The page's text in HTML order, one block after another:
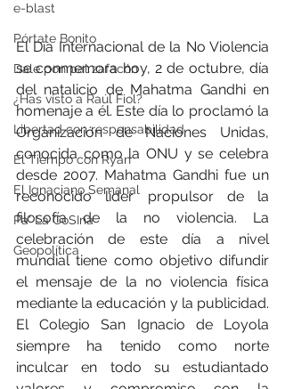
e-blast
Pórtate Bonito
Dale pon pal zafacón
¿Has visto a Raúl Fiol?
Libertad con responsabilidad
El Tiempo con Ryan
El Ignaciano Semanal
Pa' La CoSIna
Geopolítica
El Día Internacional de la No Violencia
se conmemora hoy, 2 de octubre, día
del natalicio de Mahatma Gandhi en
homenaje a él. Este día lo proclamó la
Organización de Naciones Unidas,
conocida como la ONU y se celebra
desde 2007. Mahatma Gandhi fue un
reconocido líder propulsor de la
filosofía de la no violencia. La
celebración de este día a nivel
mundial tiene como objetivo difundir
el mensaje de la no violencia física
mediante la educación y la publicidad.
El Colegio San Ignacio de Loyola
siempre ha tenido como norte
inculcar en todo su estudiantado